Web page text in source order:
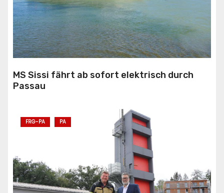
MS Sissi fährt ab sofort elektrisch durch
Passau
FRG-PA PA